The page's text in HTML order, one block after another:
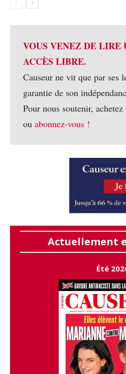
VOUS VENEZ DE LIRE
ACCÈS LIBRE.
Causeur ne vit que par ses
garantie de son
Pour nous soutenir,
ou abonnez-vous !
Actuellement
Été